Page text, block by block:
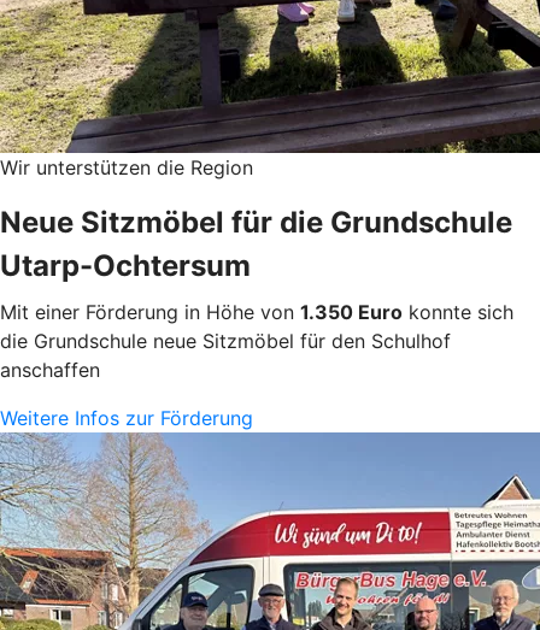
Wir unterstützen die Region
Neue Sitzmöbel für die Grundschule
Utarp-Ochtersum
Mit einer Förderung in Höhe von 1.350 Euro konnte sich
die Grundschule neue Sitzmöbel für den Schulhof
anschaffen
Weitere Infos zur Förderung